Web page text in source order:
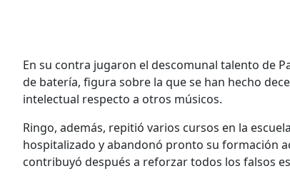
En su contra jugaron el descomunal talento de
de batería, figura sobre la que se han hecho
intelectual respecto a otros músicos.
Ringo, además, repitió varios cursos en la
hospitalizado y abandonó pronto su formación
contribuyó después a reforzar todos los falsos